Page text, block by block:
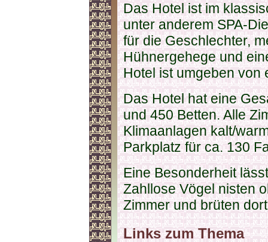
Das Hotel ist im
unter anderem SPA-
für die Geschlechter,
Hühnergehege und
Hotel ist umgeben von
Das Hotel hat eine
und 450 Betten. Alle
Klimaanlagen kalt/
Parkplatz für ca. 130
Eine Besonderheit
Zahllose Vögel nisten
Zimmer und brüten
Links zum Thema